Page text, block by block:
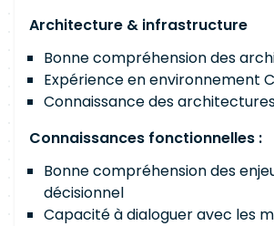
Architecture & infrastructure
Bonne compréhension des
Expérience en environnement
Connaissance des
Connaissances fonctionnelles :
Bonne compréhension des
décisionnel
Capacité à dialoguer avec les